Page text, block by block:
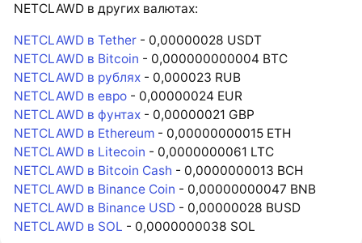
NETCLAWD в других валютах:
NETCLAWD в Tether - 0,00000028 USDT
NETCLAWD в Bitcoin - 0,000000000004 BTC
NETCLAWD в рублях - 0,000023 RUB
NETCLAWD в евро - 0,00000024 EUR
NETCLAWD в фунтах - 0,00000021 GBP
NETCLAWD в Ethereum - 0,00000000015 ETH
NETCLAWD в Litecoin - 0,0000000061 LTC
NETCLAWD в Bitcoin Cash - 0,0000000013 BCH
NETCLAWD в Binance Coin - 0,00000000047 BNB
NETCLAWD в Binance USD - 0,00000028 BUSD
NETCLAWD в SOL - 0,0000000038 SOL